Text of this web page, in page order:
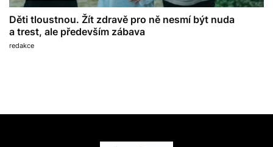
Děti tloustnou. Žít zdravě pro ně nesmí být nuda
a trest, ale především zábava
redakce